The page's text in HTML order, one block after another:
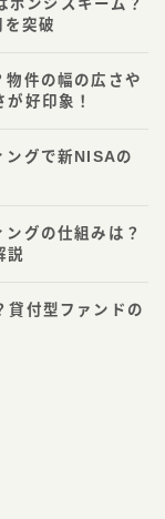
ンジスキーム？
突破
物件の幅の広さや
好印象！
ングで新NISAの
グの仕組みは？
説
貸付型ファンドの